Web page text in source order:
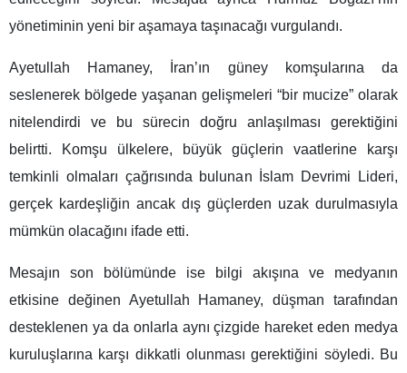
yönetiminin yeni bir aşamaya taşınacağı vurgulandı.
Ayetullah Hamaney, İran’ın güney komşularına da
seslenerek bölgede yaşanan gelişmeleri “bir mucize” olarak
nitelendirdi ve bu sürecin doğru anlaşılması gerektiğini
belirtti. Komşu ülkelere, büyük güçlerin vaatlerine karşı
temkinli olmaları çağrısında bulunan İslam Devrimi Lideri,
gerçek kardeşliğin ancak dış güçlerden uzak durulmasıyla
mümkün olacağını ifade etti.
Mesajın son bölümünde ise bilgi akışına ve medyanın
etkisine değinen Ayetullah Hamaney, düşman tarafından
desteklenen ya da onlarla aynı çizgide hareket eden medya
kuruluşlarına karşı dikkatli olunması gerektiğini söyledi. Bu